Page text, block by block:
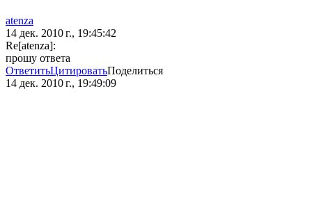
atenza
14 дек. 2010 г., 19:45:42
Re[atenza]:
прошу ответа
ОтветитьЦитироватьПоделиться
14 дек. 2010 г., 19:49:09